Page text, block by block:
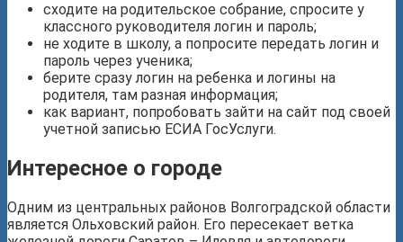
сходите на родительское собрание, спросите у
классного руководителя логин и пароль;
не ходите в школу, а попросите передать логин и
пароль через ученика;
берите сразу логин на ребенка и логины на
родителя, там разная информация;
как вариант, попробовать зайти на сайт под своей
учетной записью ЕСИА ГосУслуги.
Интересное о городе
Одним из центральных районов Волгоградской области
является Ольховский район. Его пересекает ветка